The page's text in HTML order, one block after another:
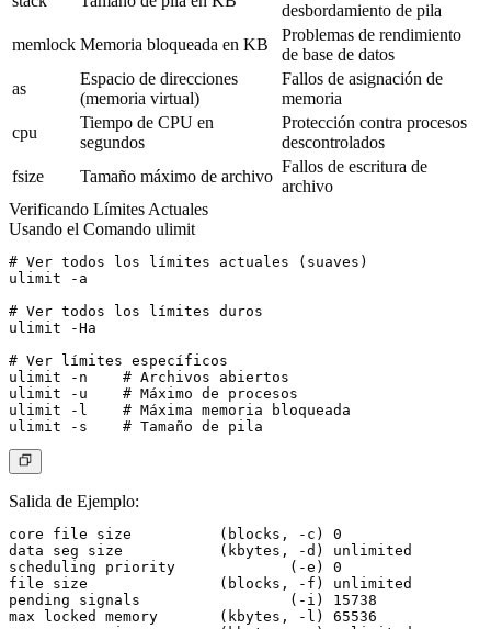
desbordamiento de pila
memlock Memoria bloqueada en KB
Problemas de rendimiento
de base de datos
as
Espacio de direcciones
(memoria virtual)
Fallos de asignación de
memoria
cpu
Tiempo de CPU en
segundos
Protección contra procesos
descontrolados
fsize
Tamaño máximo de archivo
Fallos de escritura de
archivo
Verificando Límites Actuales
Usando el Comando ulimit
# Ver todos los límites actuales (suaves)
ulimit -a
# Ver todos los límites duros
ulimit -Ha
# Ver límites específicos
ulimit -n    # Archivos abiertos
ulimit -u    # Máximo de procesos
ulimit -l    # Máxima memoria bloqueada
Salida de Ejemplo:
core file size          (blocks, -c) 0
data seg size           (kbytes, -d) unlimited
scheduling priority             (-e) 0
file size               (blocks, -f) unlimited
pending signals                 (-i) 15738
max locked memory       (kbytes, -l) 65536